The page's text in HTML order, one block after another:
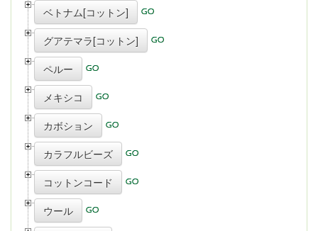
ベトナム[コットン]
グアテマラ[コットン]
ペルー
メキシコ
カボション
カラフルビーズ
コットンコード
ウール